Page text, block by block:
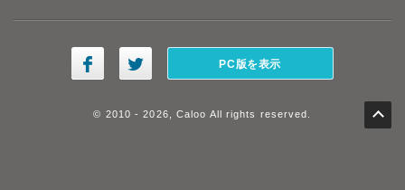
PC版を表示
© 2010 - 2026, Caloo All rights reserved.